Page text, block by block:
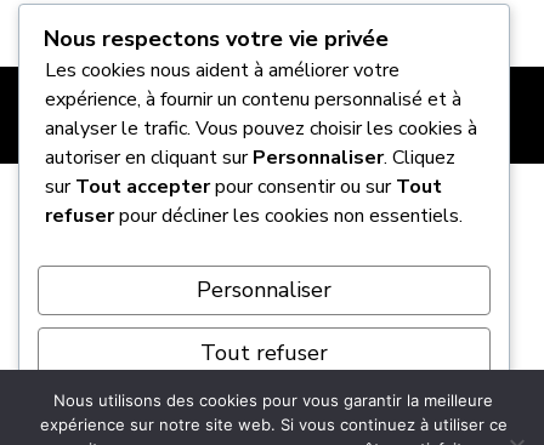
Auto-Ways, votre repère auto et 2-roues. Des
conseils, des guides pratiques et des infos claires
votre image et des démarches sans prise de tête.
Nous respectons votre vie privée
Les cookies nous aident à améliorer votre
expérience, à fournir un contenu personnalisé et à
analyser le trafic. Vous pouvez choisir les cookies à
autoriser en cliquant surPersonnaliser. Cliquez
surTout accepterpour consentir ou surTout
refuserpour décliner les cookies non essentiels.
Personnaliser
Tout refuser
Tout accepter
Nous utilisons des cookies pour vous garantir la meilleure
expérience sur notre site web. Si vous continuez à utiliser ce